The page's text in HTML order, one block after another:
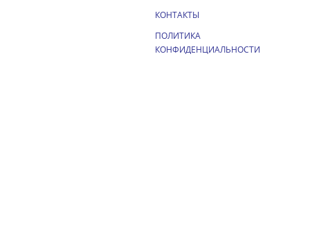
КОНТАКТЫ
ПОЛИТИКА
КОНФИДЕНЦИАЛЬНОСТИ